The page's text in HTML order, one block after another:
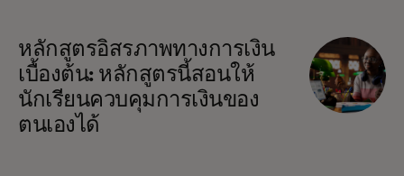
หลักสูตรอิสรภาพทางการเงิน
เบื้องต้น: หลักสูตรนี้สอนให้
นักเรียนควบคุมการเงินของ
ตนเองได้